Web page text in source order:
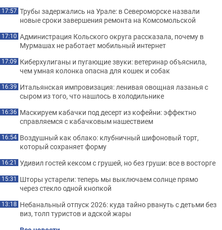
17:57 Трубы задержались на Урале: в Североморске назвали
новые сроки завершения ремонта на Комсомольской
17:10 Администрация Кольского округа рассказала, почему в
Мурмашах не работает мобильный интернет
17:09 Киберхулиганы и пугающие звуки: ветеринар объяснила,
чем умная колонка опасна для кошек и собак
16:39 Итальянская импровизация: ленивая овощная лазанья с
сыром из того, что нашлось в холодильнике
16:36 Маскируем кабачки под десерт из кофейни: эффектно
справляемся с кабачковым нашествием
16:54 Воздушный как облако: клубничный шифоновый торт,
который сохраняет форму
16:21 Удивил гостей кексом с грушей, но без груши: все в восторге
15:31 Шторы устарели: теперь мы выключаем солнце прямо
через стекло одной кнопкой
13:18 Небанальный отпуск 2026: куда тайно рвануть с детьми без
виз, толп туристов и адской жары